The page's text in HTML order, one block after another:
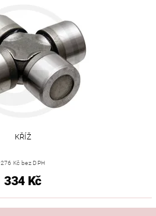
KŘÍŽ
276 Kč bez DPH
334 Kč